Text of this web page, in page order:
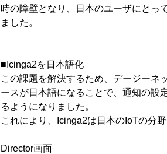
時の障壁となり、日本のユーザにとっ
ました。
■Icinga2を日本語化
この課題を解決するため、デージーネ
ースが日本語になることで、通知の設
るようになりました。
これにより、Icinga2は日本のIoTの分
Director画面